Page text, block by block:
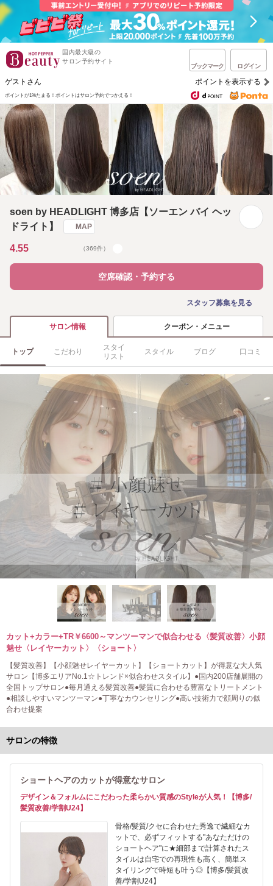
国内最大級の
サロン予約サイト
ブックマーク ログイン
ゲストさん ポイントを表示する
ポイントが1%たまる！ ポイントはサロン予約でつかえる！
soen by HEADLIGHT 博多店【ソーエン バイ ヘッ
ドライト】
MAP
4.55 （369件）
空席確認・予約する
スタッフ募集を見る
サロン情報 クーポン・メニュー
トップ こだわり
スタイ
リスト
スタイル ブログ 口コミ
カット+カラー+TR￥6600～マンツーマンで似合わせる〈髪質改善〉小顔
魅せ〈レイヤーカット〉〈ショート〉
【髪質改善】【小顔魅せレイヤーカット】【ショートカット】が得意な大人気
サロン【博多エリアNo.1☆トレンド×似合わせスタイル】●国内200店舗展開の
全国トップサロン●毎月通える髪質改善●髪質に合わせる豊富なトリートメント
●相談しやすいマンツーマン●丁寧なカウンセリング●高い技術力で顔周りの似
合わせ提案
サロンの特徴
ショートヘアのカットが得意なサロン
デザイン＆フォルムにこだわった柔らかい質感のStyleが人気！【博多/
髪質改善/学割U24】
骨格/髪質/クセに合わせた秀逸で繊細なカ
ットで、必ずフィットする"あなただけの
ショートヘア"に★細部まで計算されたス
タイルは自宅での再現性も高く、簡単ス
タイリングで時短も叶う◎【博多/髪質改
善/学割U24】